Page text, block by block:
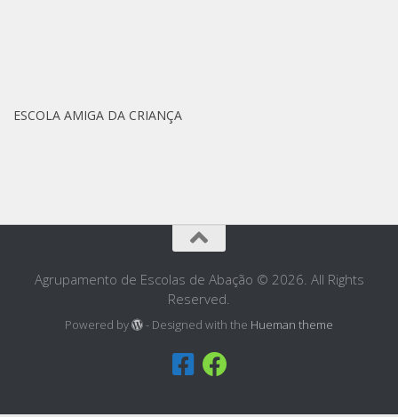
ESCOLA AMIGA DA CRIANÇA
Agrupamento de Escolas de Abação © 2026. All Rights
Reserved.
Powered by - Designed with the Hueman theme